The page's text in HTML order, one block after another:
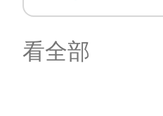
看全部